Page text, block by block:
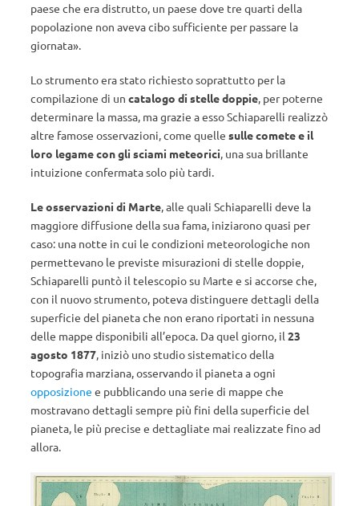
paese che era distrutto, un paese dove tre quarti della
popolazione non aveva cibo sufficiente per passare la
giornata».
Lo strumento era stato richiesto soprattutto per la
compilazione di un catalogo di stelle doppie, per poterne
determinare la massa, ma grazie a esso Schiaparelli realizzò
altre famose osservazioni, come quelle sullecomete e il
loro legame con gli sciami meteorici, una sua brillante
intuizione confermata solo più tardi.
Le osservazioni di Marte, alle quali Schiaparelli deve la
maggiore diffusione della sua fama, iniziarono quasi per
caso: una notte in cui le condizioni meteorologiche non
permettevano le previste misurazioni di stelle doppie,
Schiaparelli puntò il telescopio su Marte e si accorse che,
con il nuovo strumento, poteva distinguere dettagli della
superficie del pianeta che non erano riportati in nessuna
delle mappe disponibili all’epoca. Da quel giorno, il 23
agosto 1877, iniziò uno studio sistematico della
topografia marziana, osservando il pianeta a ogni
opposizione e pubblicando una serie di mappe che
mostravano dettagli sempre più fini della superficie del
pianeta, le più precise e dettagliate mai realizzate fino ad
allora.